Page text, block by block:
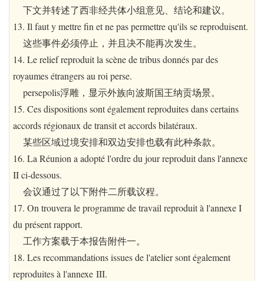
下文并转述了西非经共体小组意见、结论和建议。
13. Il faut y mettre fin et ne pas permettre qu'ils se reproduisent.
这些事件必须停止，并且决不能再次发生。
14. Le relief reproduit la scène de tribus donnés par des
royaumes étrangers au roi perse.
persepolis浮雕，显示外族向波斯国王纳贡场景。
15. Ces dispositions sont également reproduites dans certains
accords régionaux de transit et accords bilatéraux.
某些区域过境安排和双边安排也载有此种条款。
16. La Réunion a adopté l'ordre du jour reproduit dans l'annexe
II ci-dessous.
会议通过了以下附件二所载议程。
17. On trouvera le programme de travail reproduit à l'annexe I
du présent rapport.
工作方案载于本报告附件一。
18. Les recommandations issues de l'atelier sont également
reproduites à l'annexe III.